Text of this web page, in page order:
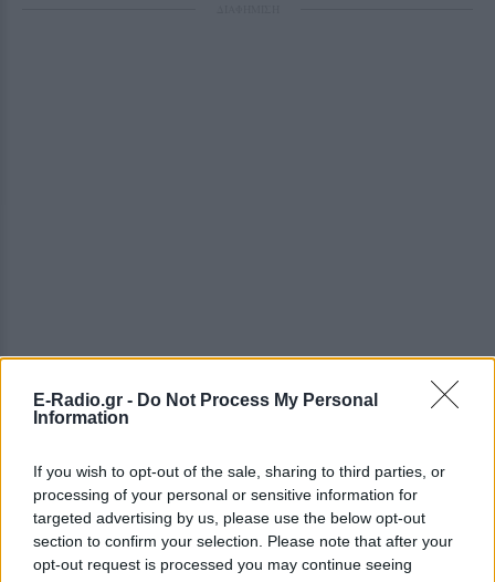
E-Radio.gr - Do Not Process My Personal
Information
If you wish to opt-out of the sale, sharing to third parties, or
processing of your personal or sensitive information for
targeted advertising by us, please use the below opt-out
section to confirm your selection. Please note that after your
opt-out request is processed you may continue seeing
ΔΕΙΤΕ ΕΠΙΣΗΣ